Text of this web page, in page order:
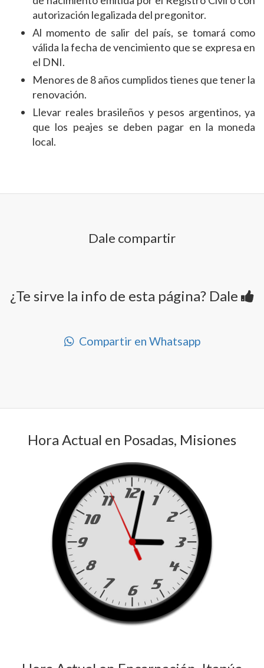
autorización legalizada del pregonitor.
Al momento de salir del país, se tomará como
válida la fecha de vencimiento que se expresa en
el DNI.
Menores de 8 años cumplidos tienes que tener la
renovación.
Llevar reales brasileños y pesos argentinos, ya
que los peajes se deben pagar en la moneda
local.
Dale compartir
¿Te sirve la info de esta página? Dale
Compartir en Whatsapp
Hora Actual en Posadas, Misiones